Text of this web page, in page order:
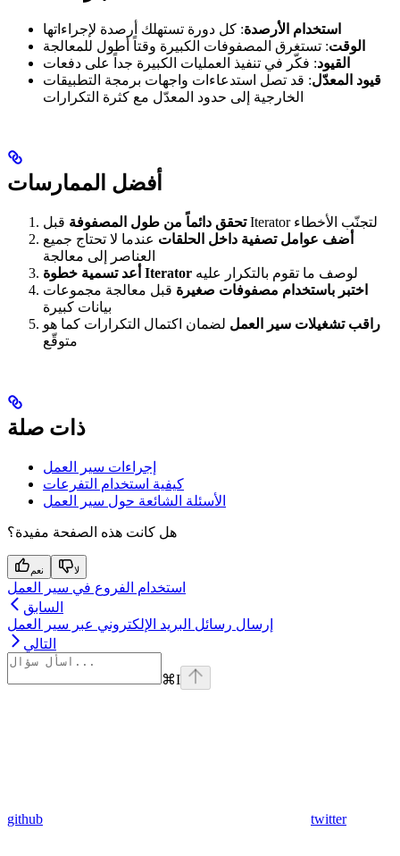
استخدام الأرصدة: كل دورة تستهلك أرصدة لإجراءاتها
الوقت: تستغرق المصفوفات الكبيرة وقتاً أطول للمعالجة
القيود: فكّر في تنفيذ العمليات الكبيرة جداً على دفعات
قيود المعدّل: قد تصل استدعاءات واجهات برمجة التطبيقات
الخارجية إلى حدود المعدّل مع كثرة التكرارات
أفضل الممارسات
تحقق دائماً من طول المصفوفة
قبل Iterator لتجنّب الأخطاء
أضف عوامل تصفية داخل الحلقات عندما لا تحتاج جميع
العناصر إلى معالجة
أعد تسمية خطوة Iterator لوصف ما تقوم بالتكرار عليه
اختبر باستخدام مصفوفات صغيرة قبل معالجة مجموعات
بيانات كبيرة
راقب تشغيلات سير العمل لضمان اكتمال التكرارات كما هو
متوقّع
ذات صلة
إجراءات سير العمل
كيفية استخدام التفرعات
الأسئلة الشائعة حول سير العمل
هل كانت هذه الصفحة مفيدة؟
نعم لا
استخدام الفروع في سير العمل
السابق
إرسال رسائل البريد الإلكتروني عبر سير العمل
التالي
⌘I
github twitter